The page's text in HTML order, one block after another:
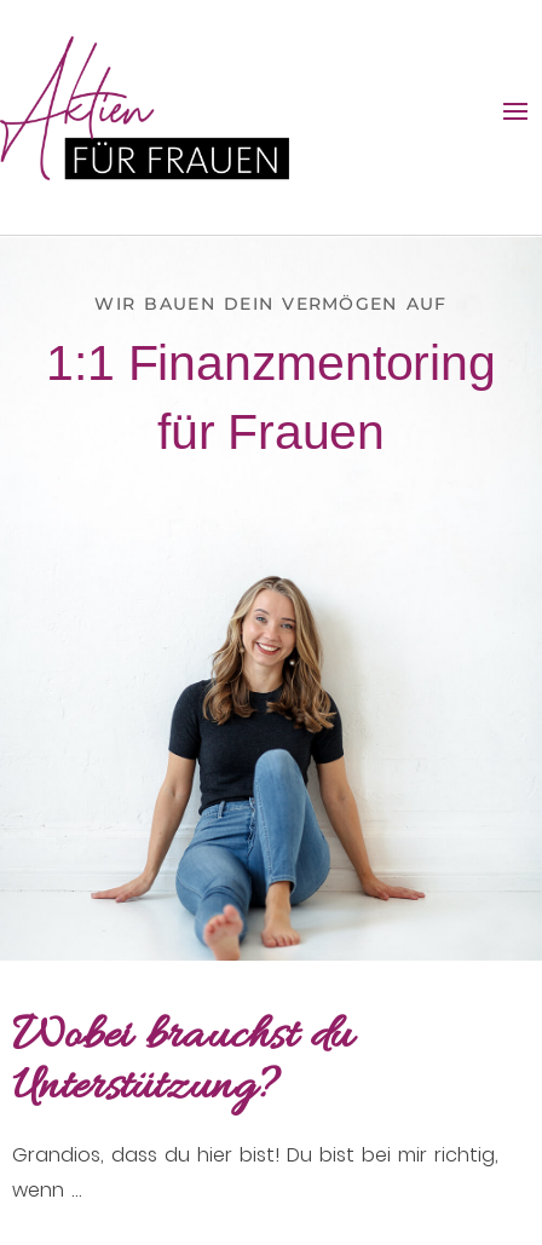
WIR BAUEN DEIN VERMÖGEN AUF
1:1 Finanzmentoring
für Frauen
Wobei brauchst du
Unterstützung?
Grandios, dass du hier bist! Du bist bei mir richtig,
wenn …